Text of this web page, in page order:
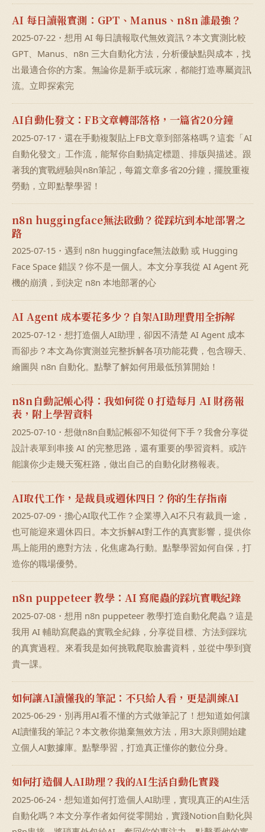
AI 每日讀報實測：GPT、Manus、n8n 誰最強？
2025-07-22・想用 AI 每日讀報取代無效資訊？本文實測比較
GPT、Manus、n8n 三大自動化方法，分析優缺點與成本，找
出最適合你的方案。無論你是新手或玩家，都能打造專屬資訊
流。立即探索完
AI自動化發文：FB文章轉部落格，一篇省20分鐘
2025-07-17・還在手動複製貼上FB文章到部落格嗎？這套「AI
自動化發文」工作流，能幫你自動搞定標題、排版與描述。跟
著我的實戰經驗與n8n筆記，每篇文章多省20分鐘，擺脫重複
勞動，立即點擊學習！
n8n huggingface無法啟動？從踩坑到本地部署之
路
2025-07-15・遇到 n8n huggingface無法啟動 或 Hugging
Face Space 錯誤？你不是一個人。本文分享我從 AI Agent 死
機的崩潰，到決定 n8n 本地部署的心
AI Agent 成本要花多少？自架AI助理費用全拆解
2025-07-12・想打造個人AI助理，卻因不清楚 AI Agent 成本
而卻步？本文為你實測並完整拆解各項功能花費，包含聊天、
繪圖與 n8n 自動化。點擊了解如何用最低預算開始！
n8n自動記帳心得：我如何從 0 打造每月 AI 財務報
表，附上學習資料
2025-07-10・想做n8n自動記帳卻不知從何下手？我會分享從
設計表單到串接 AI 的完整思路，還有重要的學習資料。或許
能讓你少走幾天冤枉路，做出自己的自動化財務報表。
AI取代工作，是裁員或週休四日？你的生存指南
2025-07-09・擔心AI取代工作？企業導入AI不只有裁員一途，
也可能迎來週休四日。本文拆解AI對工作的真實影響，提供你
馬上能用的應對方法，化焦慮為行動。點擊學習如何自保，打
造你的職場優勢。
n8n puppeteer 教學：AI 寫爬蟲的踩坑實戰紀錄
2025-07-08・想用 n8n puppeteer 教學打造自動化爬蟲？這是
我用 AI 輔助寫爬蟲的實戰全紀錄，分享從目標、方法到踩坑
的真實過程。來看我是如何挑戰爬取臉書資料，並從中學到寶
貴一課。
如何讓AI讀懂我的筆記：不只給人看，更是訓練AI
2025-06-29・別再用AI看不懂的方式做筆記了！想知道如何讓
AI讀懂我的筆記？本文教你拋棄無效方法，用3大原則開始建
立個人AI數據庫。點擊學習，打造真正懂你的數位分身。
如何打造個人AI助理？我的AI生活自動化實踐
2025-06-24・想知道如何打造個人AI助理，實現真正的AI生活
自動化嗎？本文分享作者如何從零開始，實踐Notion自動化與